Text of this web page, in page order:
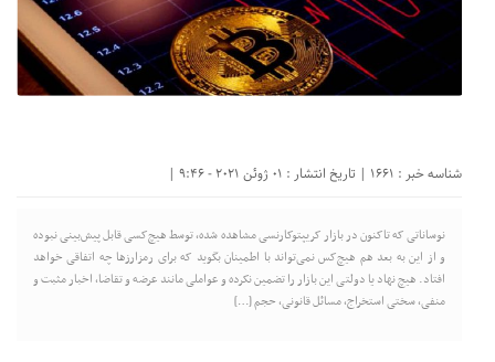
شناسه خبر : 1661 | تاریخ انتشار : 01 ژوئن 2021 - 9:46 |
نوساناتی که تاکنون در بازار کریپتوکارنسی مشاهده شده، توسط هیچ‌کسی قابل پیش‌بینی نبوده
و از این به بعد هم هیچ‌کس نمی‌تواند با اطمینان بگوید که برای رمزارزها چه اتفاقی خواهد
افتاد. هیچ نهاد یا دولتی این بازار را تضمین نکرده و عواملی مانند عرضه و تقاضا، اخبار مثبت و
منفی، سختی استخراج، مسائل قانونی، حجم […]